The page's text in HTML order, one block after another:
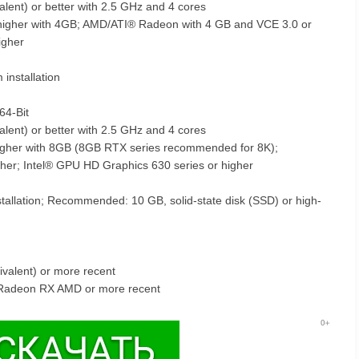
or better with 2.5 GHz and 4 cores
with 4GB; AMD/ATI® Radeon with 4 GB and VCE 3.0 or
installation
Bit
or better with 2.5 GHz and 4 cores
with 8GB (8GB RTX series recommended for 8K);
Intel® GPU HD Graphics 630 series or higher
Recommended: 10 GB, solid-state disk (SSD) or high-
or more recent
RX AMD or more recent